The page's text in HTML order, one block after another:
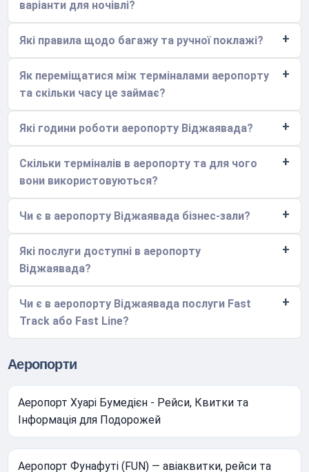
варіанти для ночівлі?
Які правила щодо багажу та ручної поклажі?
Як переміщатися між терміналами аеропорту
та скільки часу це займає?
Які години роботи аеропорту Віджаявада?
Скільки терміналів в аеропорту та для чого
вони використовуються?
Чи є в аеропорту Віджаявада бізнес-зали?
Які послуги доступні в аеропорту
Віджаявада?
Чи є в аеропорту Віджаявада послуги Fast
Track або Fast Line?
Аеропорти
Аеропорт Хуарі Бумедієн - Рейси, Квитки та
Інформація для Подорожей
Аеропорт Фунафуті (FUN) — авіаквитки, рейси та